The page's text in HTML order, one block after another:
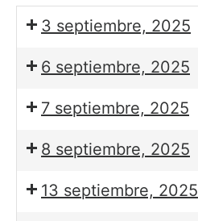
3 septiembre, 2025
6 septiembre, 2025
7 septiembre, 2025
8 septiembre, 2025
13 septiembre, 2025